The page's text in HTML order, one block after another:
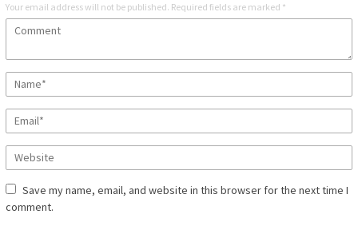
Your email address will not be published. Required fields are marked *
Save my name, email, and website in this browser for the next time I
comment.